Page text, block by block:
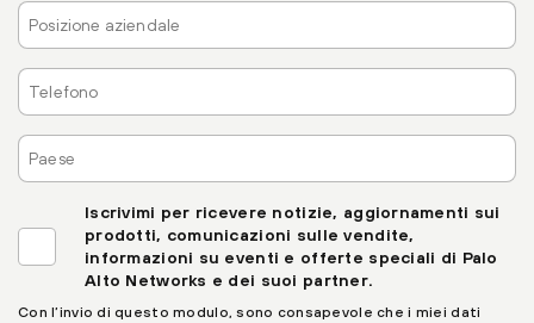
Posizione
aziendale
Telefono
Paese
Iscrivimi per ricevere notizie, aggiornamenti sui
prodotti, comunicazioni sulle vendite,
informazioni su eventi e offerte speciali di Palo
Alto Networks e dei suoi partner.
Con l’invio di questo modulo, sono consapevole che i miei dati